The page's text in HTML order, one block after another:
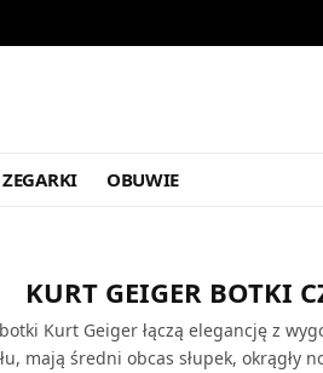
ZEGARKI OBUWIE
KURT GEIGER BOTKI
Kurt Geiger łączą elegancję z
mają średni obcas słupek, okrągły